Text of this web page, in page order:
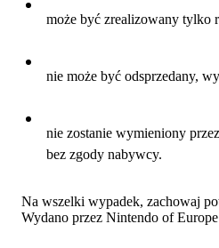
może być zrealizowany tylko
nie może być odsprzedany,
nie zostanie wymieniony
bez zgody nabywcy.
Na wszelki wypadek, zachowaj
Wydano przez Nintendo of